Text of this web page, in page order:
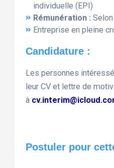
individuelle (EPI)
Rémunération :
Entreprise en pleine
Candidature :
Les personnes
leur CV et lettre de
à
Postuler pour